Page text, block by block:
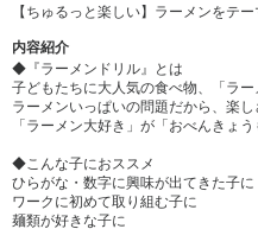
【ちゅるっと楽しい】ラーメンをテ
内容紹介
◆『ラーメンドリル』とは
子どもたちに大人気の食べ物、「ラー
ラーメンいっぱいの問題だから、楽
「ラーメン大好き」が「おべんきょ
◆こんな子におススメ
ひらがな・数字に興味が出てきた子に
ワークに初めて取り組む子に
麺類が好きな子に